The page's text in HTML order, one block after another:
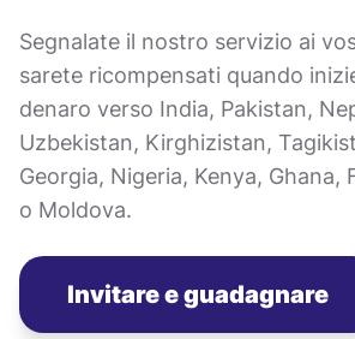
Segnalate il nostro servizio ai
sarete ricompensati quando
denaro verso India, Pakistan,
Uzbekistan, Kirghizistan,
Georgia, Nigeria, Kenya, Ghana,
o Moldova.
Invitare e guadagnare